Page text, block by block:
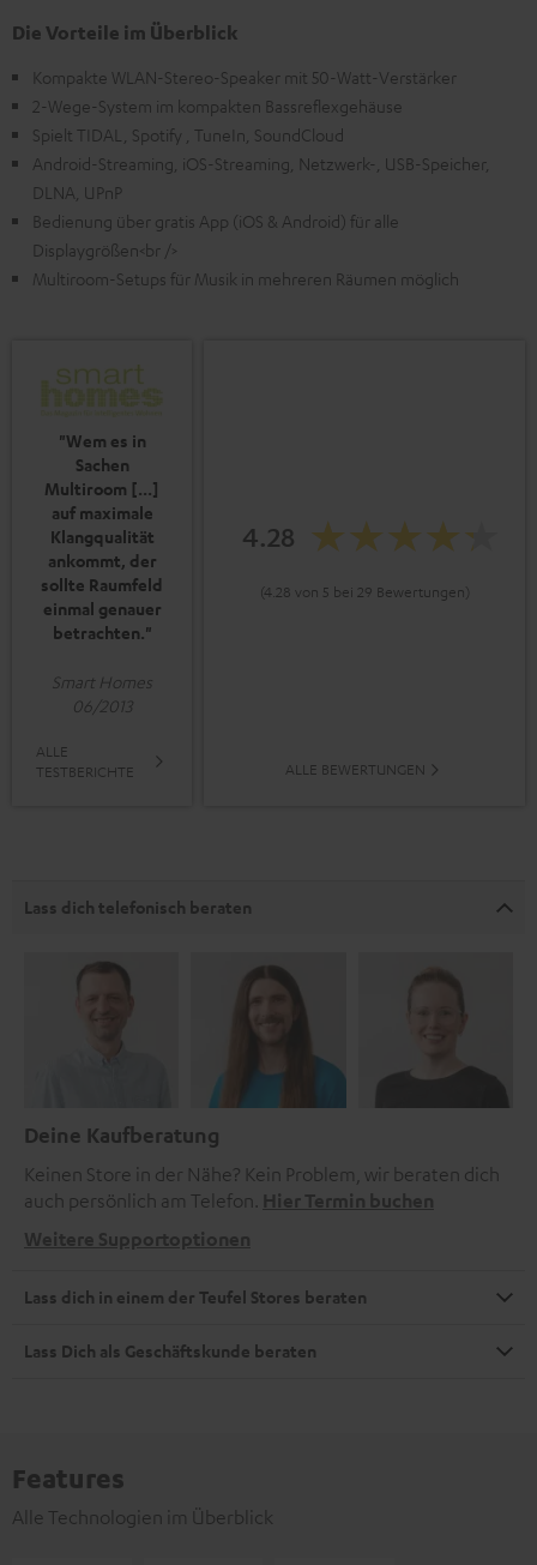
Die Vorteile im Überblick
Kompakte WLAN-Stereo-Speaker mit 50-Watt-Verstärker
2-Wege-System im kompakten Bassreflexgehäuse
Spielt TIDAL, Spotify , TuneIn, SoundCloud
Android-Streaming, iOS-Streaming, Netzwerk-, USB-Speicher,
DLNA, UPnP
Bedienung über gratis App (iOS & Android) für alle
Displaygrößen<br />
Multiroom-Setups für Musik in mehreren Räumen möglich
"Wem es in
Sachen
Multiroom [...]
auf maximale
Klangqualität
ankommt‚ der
sollte Raumfeld
einmal genauer
betrachten."
Smart Homes
06/2013
ALLE
TESTBERICHTE
4.28
(4.28 von 5 bei 29 Bewertungen)
ALLE BEWERTUNGEN
Lass dich telefonisch beraten
Deine Kaufberatung
Keinen Store in der Nähe? Kein Problem, wir beraten dich
auch persönlich am Telefon. Hier Termin buchen
Weitere Supportoptionen
Lass dich in einem der Teufel Stores beraten
Lass Dich als Geschäftskunde beraten
Features
Alle Technologien im Überblick